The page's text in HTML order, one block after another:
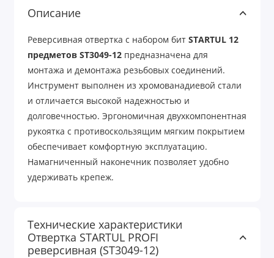
Описание
Реверсивная отвертка с набором бит STARTUL 12
предметов ST3049-12 предназначена для
монтажа и демонтажа резьбовых соединений.
Инструмент выполнен из хромованадиевой стали
и отличается высокой надежностью и
долговечностью. Эргономичная двухкомпонентная
рукоятка с противоскользящим мягким покрытием
обеспечивает комфортную эксплуатацию.
Намагниченный наконечник позволяет удобно
удерживать крепеж.
Технические характеристики
Отвертка STARTUL PROFI
реверсивная (ST3049-12)